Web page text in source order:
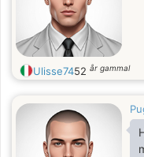
Ulisse7452 år gammal